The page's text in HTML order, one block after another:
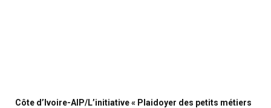
Côte d’Ivoire-AIP/L’initiative « Plaidoyer des petits métiers